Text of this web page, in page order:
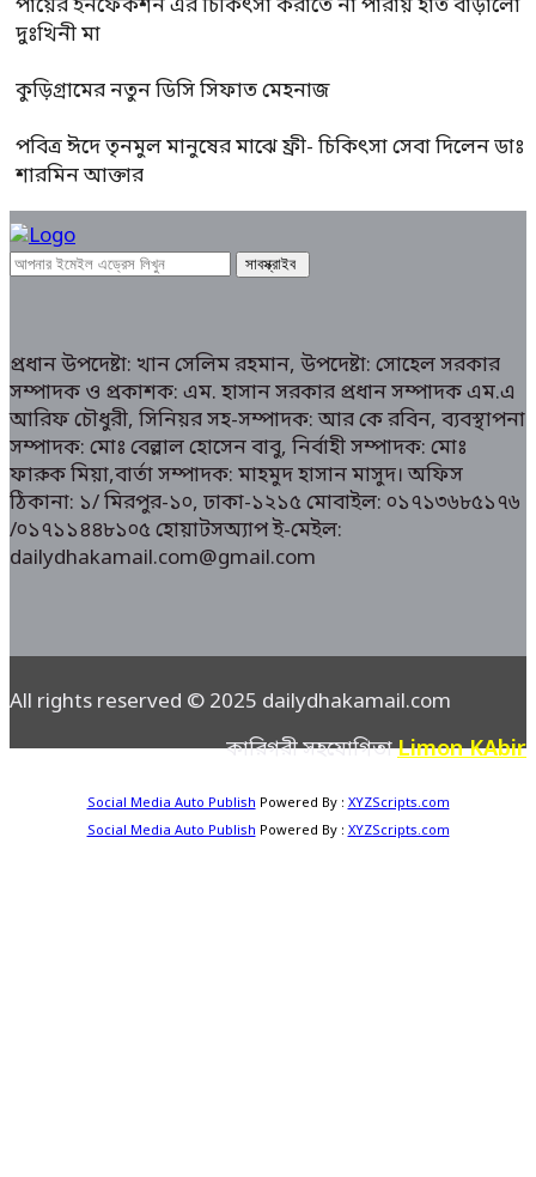
পায়ের ইনফেকশন এর চিকিৎসা করাতে না পারায় হাত বাড়ালো
দুঃখিনী মা
কুড়িগ্রামের নতুন ডিসি সিফাত মেহনাজ
পবিত্র ঈদে তৃনমুল মানুষের মাঝে ফ্রী- চিকিৎসা সেবা দিলেন ডাঃ
শারমিন আক্তার
প্রধান উপদেষ্টা: খান সেলিম রহমান, উপদেষ্টা: সোহেল সরকার
সম্পাদক ও প্রকাশক: এম. হাসান সরকার প্রধান সম্পাদক এম.এ
আরিফ চৌধুরী, সিনিয়র সহ-সম্পাদক: আর কে রবিন, ব্যবস্থাপনা
সম্পাদক: মোঃ বেল্লাল হোসেন বাবু, নির্বাহী সম্পাদক: মোঃ
ফারুক মিয়া,বার্তা সম্পাদক: মাহমুদ হাসান মাসুদ। অফিস
ঠিকানা: ১/ মিরপুর-১০, ঢাকা-১২১৫ মোবাইল: ০১৭১৩৬৮৫১৭৬
/০১৭১১৪৪৮১০৫ হোয়াটসঅ্যাপ ই-মেইল:
dailydhakamail.com@gmail.com
All rights reserved © 2025 dailydhakamail.com
কারিগরী সহযোগিতাLimon KAbir
Social Media Auto Publish Powered By : XYZScripts.com
Social Media Auto Publish Powered By : XYZScripts.com